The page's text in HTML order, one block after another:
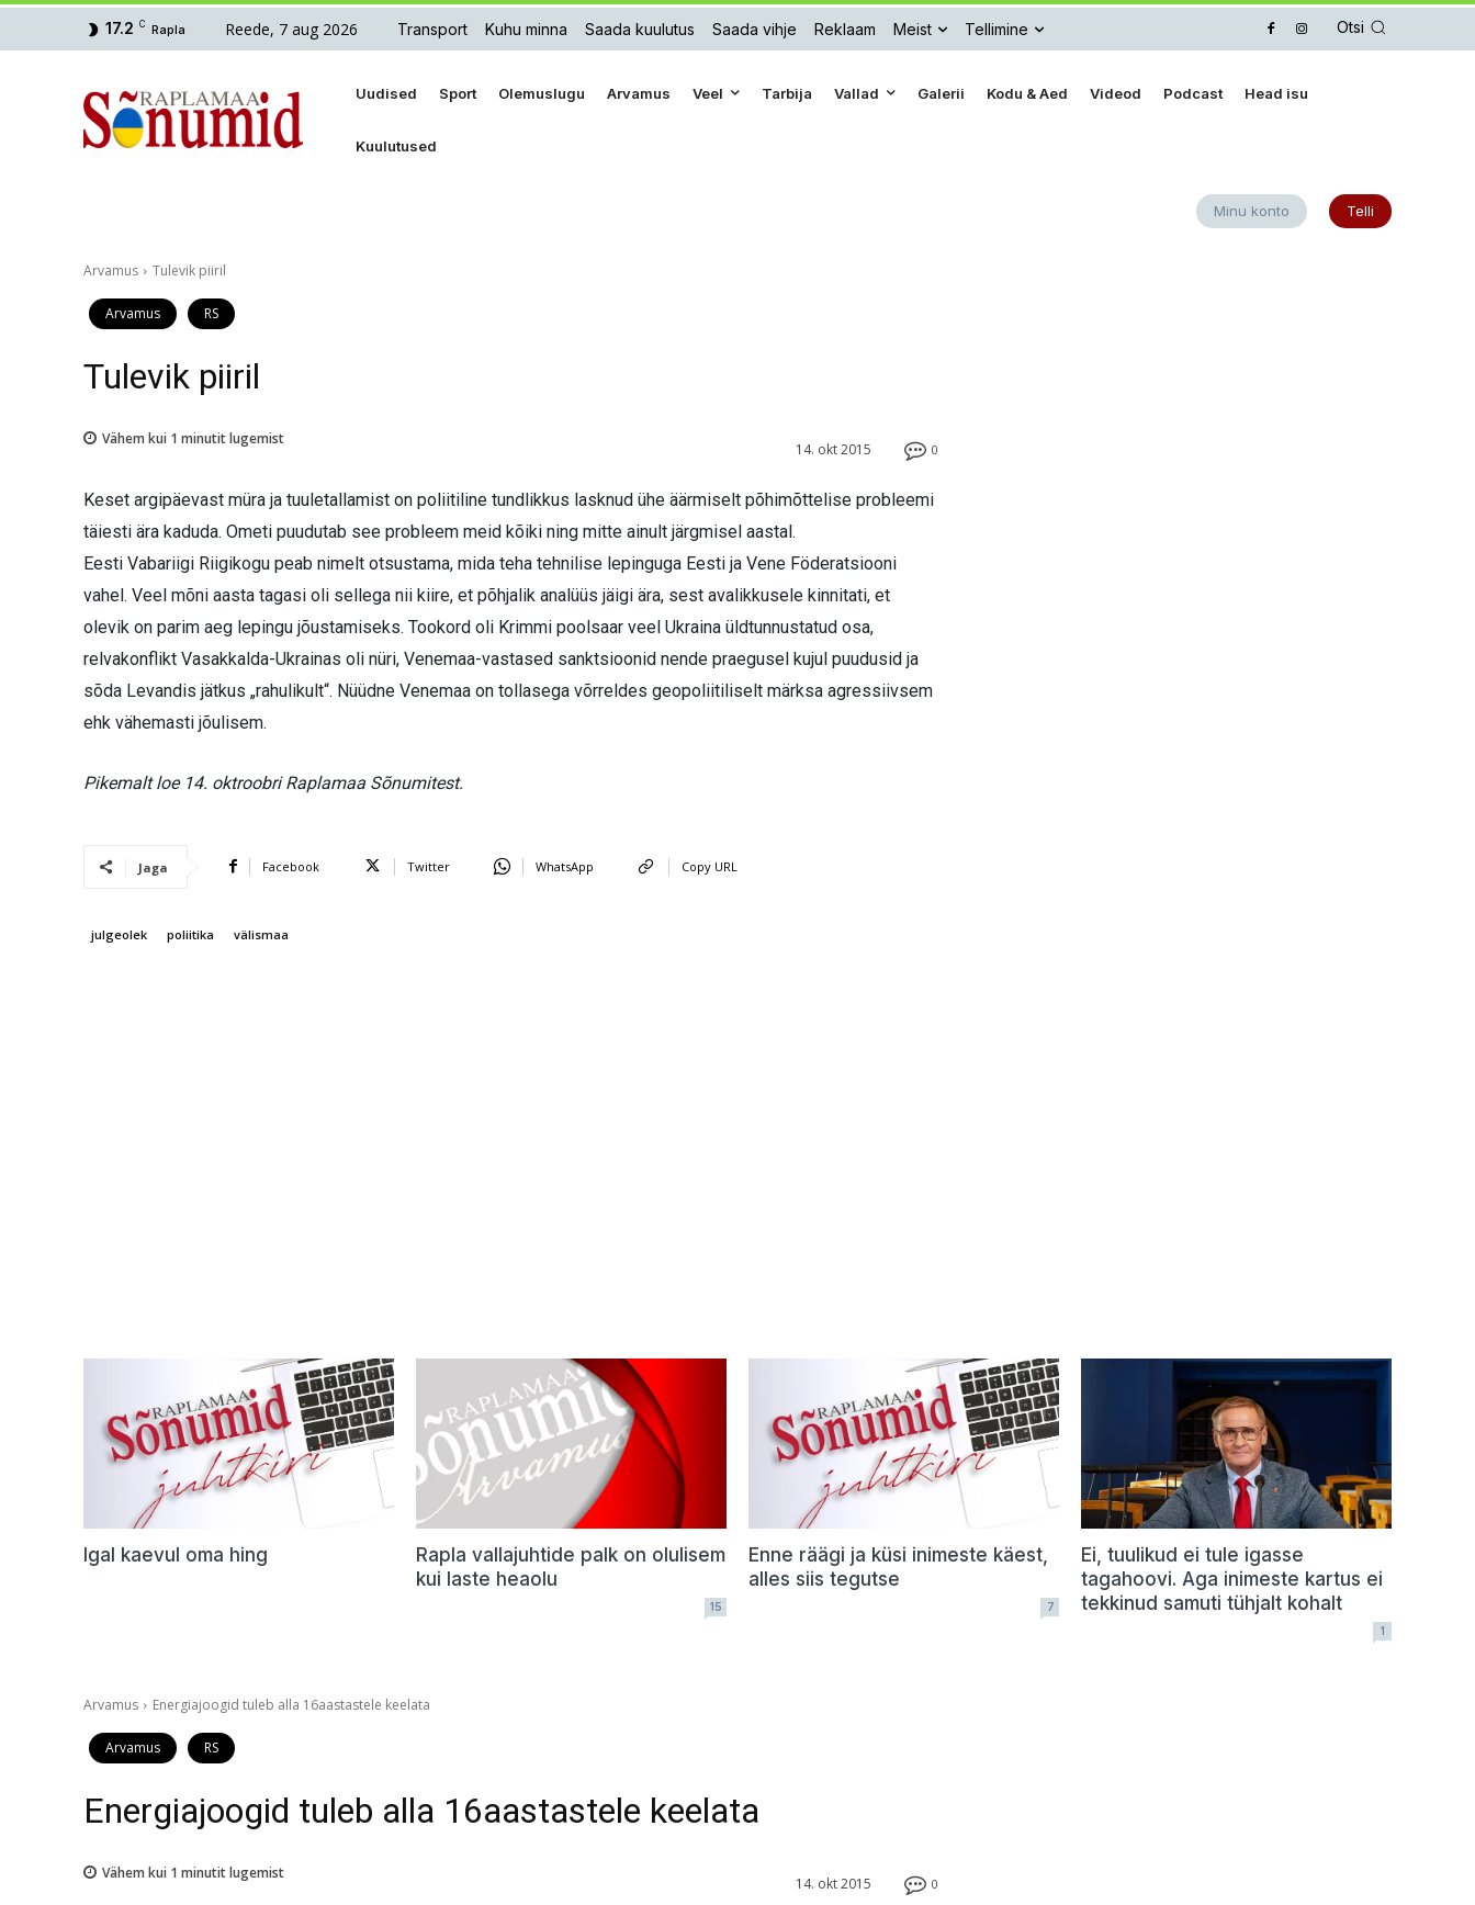
17.2 C Rapla Reede, 7 aug 2026 Transport Kuhu minna Saada kuulutus Saada vihje Reklaam Meist Tellimine Otsi
Uudised Sport Olemuslugu Arvamus Veel Tarbija Vallad Galerii Kodu & Aed Videod Podcast Head isu
Kuulutused
Minu konto Telli
Arvamus Tulevik piiril
Arvamus RS
Tulevik piiril
0
14. okt 2015
Vähem kui 1 minutit lugemist
Keset argipäevast müra ja tuuletallamist on poliitiline tundlikkus lasknud ühe äärmiselt põhimõttelise probleemi
täiesti ära kaduda. Ometi puudutab see probleem meid kõiki ning mitte ainult järgmisel aastal.
Eesti Vabariigi Riigikogu peab nimelt otsustama, mida teha tehnilise lepinguga Eesti ja Vene Föderatsiooni
vahel. Veel mõni aasta tagasi oli sellega nii kiire, et põhjalik analüüs jäigi ära, sest avalikkusele kinnitati, et
olevik on parim aeg lepingu jõustamiseks. Tookord oli Krimmi poolsaar veel Ukraina üldtunnustatud osa,
relvakonflikt Vasakkalda-Ukrainas oli nüri, Venemaa-vastased sanktsioonid nende praegusel kujul puudusid ja
sõda Levandis jätkus „rahulikult“. Nüüdne Venemaa on tollasega võrreldes geopoliitiliselt märksa agressiivsem
ehk vähemasti jõulisem.
Pikemalt loe 14. oktroobri Raplamaa Sõnumitest.
Jaga Facebook Twitter WhatsApp Copy URL
julgeolek poliitika välismaa
Igal kaevul oma hing
Rapla vallajuhtide palk on olulisem
kui laste heaolu
15
Enne räägi ja küsi inimeste käest,
alles siis tegutse
7
Ei, tuulikud ei tule igasse
tagahoovi. Aga inimeste kartus ei
tekkinud samuti tühjalt kohalt
1